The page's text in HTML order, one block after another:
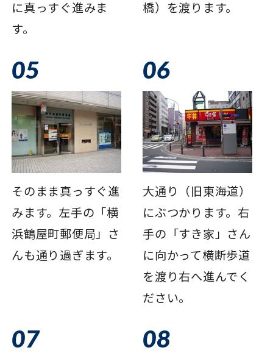
に真っすぐ進みま
す。
橋）を渡ります。
05
そのまま真っすぐ進
みます。左手の「横
浜鶴屋町郵便局」さ
んも通り過ぎます。
06
大通り（旧東海道）
にぶつかります。右
手の「すき家」さん
に向かって横断歩道
を渡り右へ進んでく
ださい。
07 08